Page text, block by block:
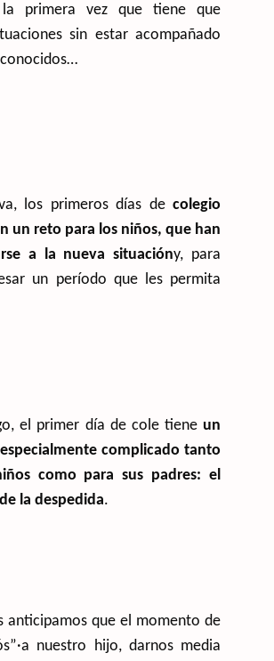
primera vez que tiene que
sin estar acompañado
los primeros días de colegio
un reto para los niños, que han
a la nueva situacióny, para
un período que les permita
el primer día de cole tiene un
complicado tanto
como para sus padres: el
la despedida.
anticipamos que el momento de
nuestro hijo, darnos media